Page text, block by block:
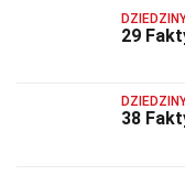
29
38